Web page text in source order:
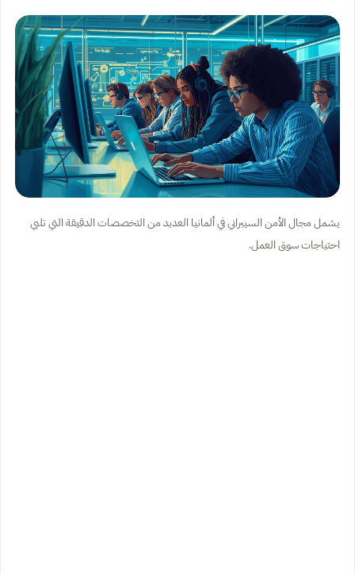
يشمل مجال الأمن السيبراني في ألمانيا العديد من التخصصات الدقيقة التي تلبي
احتياجات سوق العمل.